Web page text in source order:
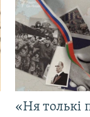
«Ня толькі